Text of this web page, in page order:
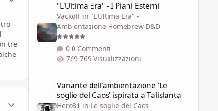
tre
Statistiche Autore
"L'Ultima Era" - I Piani Esterni
Vackoffin "L'Ultima Era" -
Ambientazione Homebrew D&D
0 Commenti
769 Visualizzazioni
Variante dell'ambientazione 'Le soglie del Caos' ispirata a
Variante dell'ambientazione 'Le
soglie del Caos' ispirata a Talislanta
Hero81 in Le soglie del Caos